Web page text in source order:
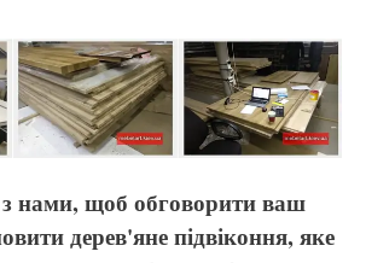
з нами, щоб обговорити ваш
дерев'яне підвіконня, яке